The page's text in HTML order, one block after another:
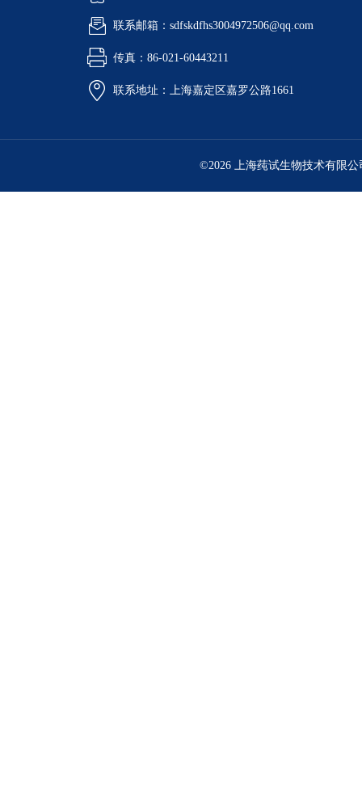
联系邮箱：sdfskdfhs3004972506@qq.com
传真：86-021-60443211
联系地址：上海嘉定区嘉罗公路1661
©2026 上海莼试生物技术有限